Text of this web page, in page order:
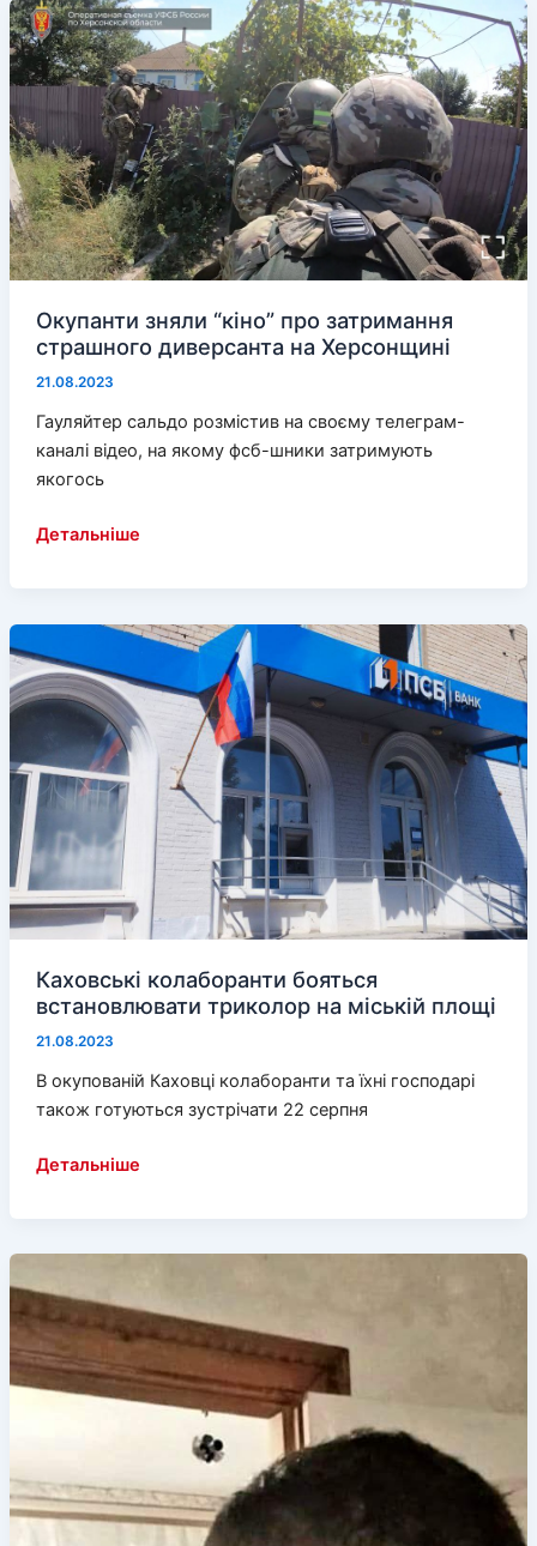
жителів
Генічеського
району
за
Україну
Окупанти зняли “кіно” про затримання
страшного диверсанта на Херсонщині
21.08.2023
Гауляйтер сальдо розмістив на своєму телеграм-
каналі відео, на якому фсб-шники затримують
якогось
Окупанти
про
затримання
страшного
диверсанта
на
Херсонщині
Детальніше
Каховські колаборанти бояться
встановлювати триколор на міській площі
21.08.2023
В окупованій Каховці колаборанти та їхні господарі
також готуються зустрічати 22 серпня
Каховські
встановлювати
міській
площі
Детальніше